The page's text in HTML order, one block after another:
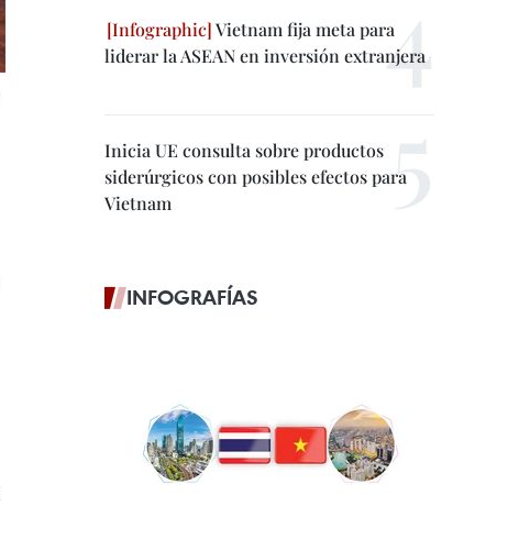
Vietnam fija meta para
liderar la ASEAN en inversión extranjera
Inicia UE consulta sobre productos
siderúrgicos con posibles efectos para
Vietnam
INFOGRAFÍAS